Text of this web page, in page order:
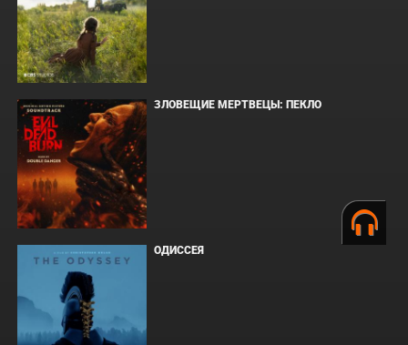
ЗЛОВЕЩИЕ МЕРТВЕЦЫ: ПЕКЛО
ОДИССЕЯ